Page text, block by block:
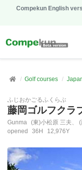
Compekun English
Golf courses
ふじおかごるふくらぶ
藤岡ゴルフクラ
Gunma (東)小松原 三夫、
opened
36H 12,976Y